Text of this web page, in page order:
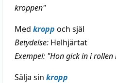
kroppen"
Med kropp och själ
Betydelse: Helhjärtat
Exempel: "Hon gick in i
Sälja sin kropp